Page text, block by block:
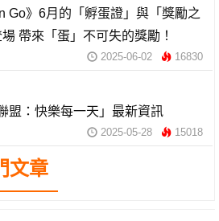
Go》6月的「孵蛋證」與「獎勵之
帶來「蛋」不可失的獎勵！
2025-06-02 16830
盟：快樂每一天」最新資訊
2025-05-28 15018
文章